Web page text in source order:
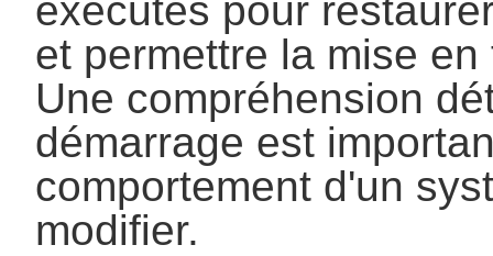
exécutés pour
et permettre la mise
Une compréhension
démarrage est
comportement d'un
modifier.